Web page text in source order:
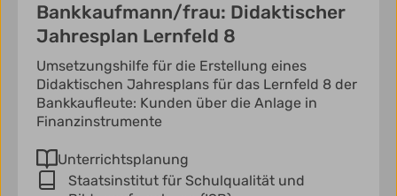
Bankkaufmann/frau: Didaktischer
Jahresplan Lernfeld 8
Umsetzungshilfe für die Erstellung eines
Didaktischen Jahresplans für das Lernfeld 8 der
Bankkaufleute: Kunden über die Anlage in
Finanzinstrumente
Unterrichtsplanung
Staatsinstitut für Schulqualität und